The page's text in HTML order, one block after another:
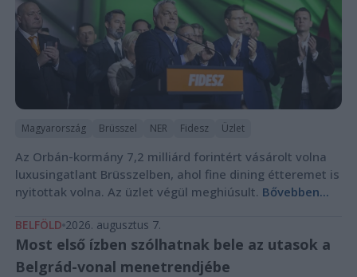
Magyarország Brüsszel NER Fidesz Üzlet
Az Orbán-kormány 7,2 milliárd forintért vásárolt volna
luxusingatlant Brüsszelben, ahol fine dining étteremet is
nyitottak volna. Az üzlet végül meghiúsult. Bővebben...
BELFÖLD 2026. augusztus 7.
Most első ízben szólhatnak bele az utasok a
Belgrád-vonal menetrendjébe